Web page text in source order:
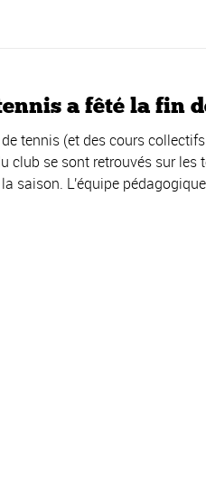
a fêté la fin
tennis (et des cours
club se sont retrouvés sur les
saison. L'équipe